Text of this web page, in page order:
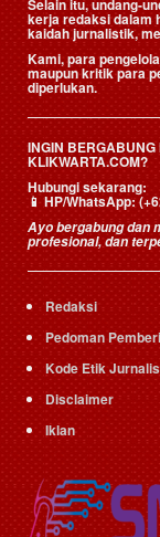
Selain itu, undang-
kerja redaksi dalam
kaidah jurnalistik,
Kami, para
maupun kritik para
diperlukan.
INGIN
KLIKWARTA.COM?
Hubungi sekarang:
📱HP/WhatsApp:
Ayo bergabung dan
profesional, dan
Redaksi
Pedoman
Kode Etik
Disclaimer
Iklan